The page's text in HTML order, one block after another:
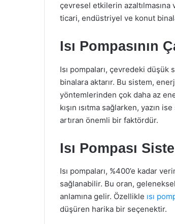
çevresel etkilerin azaltılmasına
ticari, endüstriyel ve konut
Isı Pompasının
Isı pompaları, çevredeki düşük
binalara aktarır. Bu sistem,
yöntemlerinden çok daha az
kışın ısıtma sağlarken, yazın
artıran önemli bir faktördür.
Isı Pompası
Isı pompaları, %400’e kadar
sağlanabilir. Bu oran,
anlamına gelir. Özellikle ısı
düşüren harika bir seçenektir.